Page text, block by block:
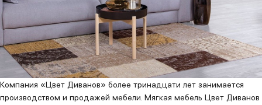
Компания «Цвет Диванов» более тринадцати лет занимается
производством и продажей мебели. Мягкая мебель Цвет Диванов